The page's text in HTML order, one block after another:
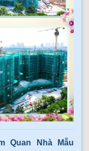
Quan Nhà Mẫu